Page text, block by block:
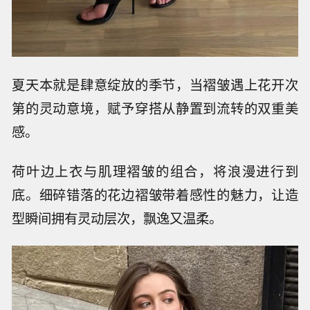
夏天本就是肆意绽放的季节，当褶皱遇上花开次
第的灵动意境，赋予穿搭从静置到流转的双重美
感。
荷叶边上衣与肌理褶皱的组合，将浪漫进行到
底。细碎错落的花边褶皱带着感性的魅力，让造
型瞬间拥有灵动层次，飘逸又温柔。